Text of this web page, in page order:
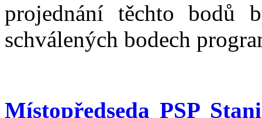
projednání těchto bodů
schválených bodech
Místopředseda PSP